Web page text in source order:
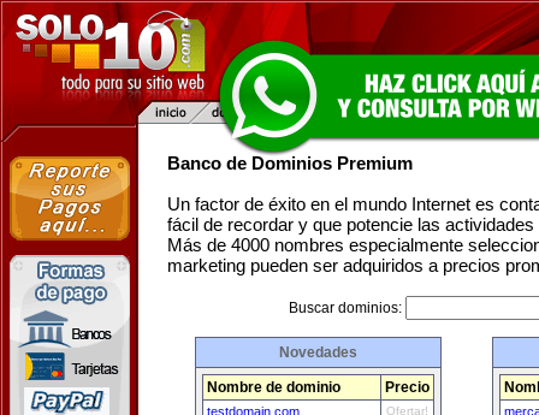
Banco de Dominios Premium
Un factor de éxito en el mundo Internet es
fácil de recordar y que potencie las
Más de 4000 nombres especialmente
marketing pueden ser adquiridos a precios
Buscar dominios:
Novedades
Nombre de dominio Precio
testdomain.com Ofertar!